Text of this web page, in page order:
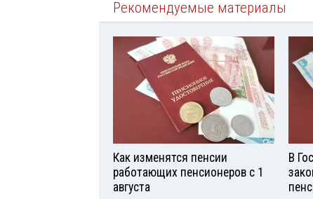
Рекомендуемые материалы
Как изменятся пенсии
работающих пенсионеров с 1
августа
В